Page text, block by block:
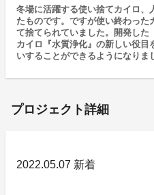
冬場に活躍する使い捨てカイロ
たものです。ですが使い終わった
て捨てられていました。開発し
カイロ『水質浄化』の新しい役
いすることができるようになりま
プロジェクト詳細
2022.05.07 新着